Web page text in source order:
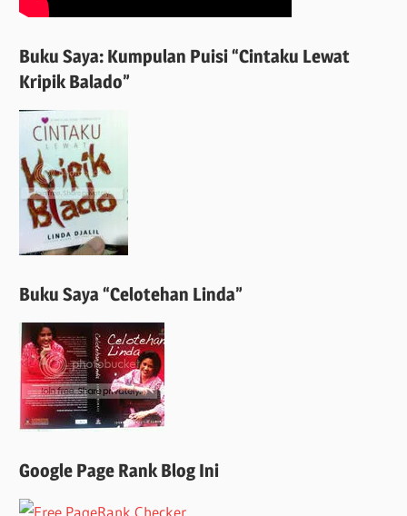
Buku Saya: Kumpulan Puisi “Cintaku Lewat
Kripik Balado”
Buku Saya “Celotehan Linda”
Google Page Rank Blog Ini